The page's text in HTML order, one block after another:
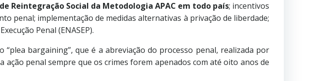
Reintegração Social da Metodologia APAC em todo país; incentivos
penal; implementação de medidas alternativas à privação de liberdade;
Penal (ENASEP).
bargaining”, que é a abreviação do processo penal, realizada por
penal sempre que os crimes forem apenados com até oito anos de